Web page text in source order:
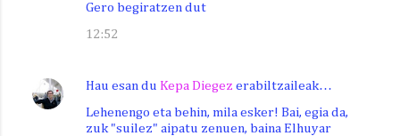
Gero begiratzen dut
12:52
Hau esan du Kepa Diegez erabiltzaileak…
Lehenengo eta behin, mila esker! Bai, egia da,
zuk "suilez" aipatu zenuen, baina Elhuyar